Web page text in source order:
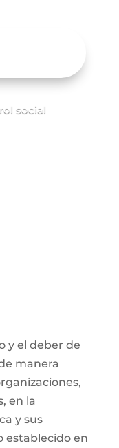
social
y el deber de
manera
en la
y sus
establecido en